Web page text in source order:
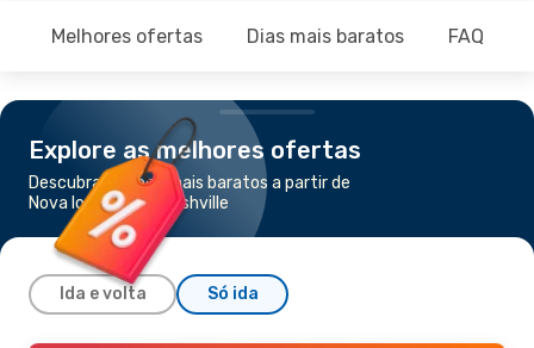
Melhores ofertas Dias mais baratos FAQ
Explore as melhores ofertas
Descubra os voos mais baratos a partir de
Nova Iorque para Nashville
Ida e volta Só ida